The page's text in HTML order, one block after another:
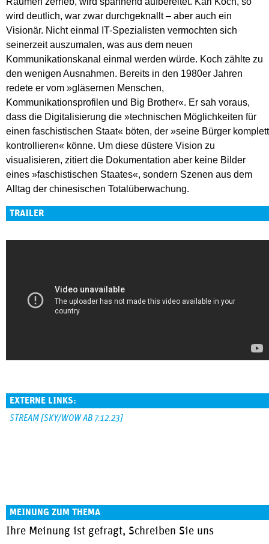
wird deutlich, war zwar durchgeknallt – aber auch ein
Visionär. Nicht einmal IT-Spezialisten vermochten sich
seinerzeit auszumalen, was aus dem neuen
Kommunikationskanal einmal werden würde. Koch zählte zu
den wenigen Ausnahmen. Bereits in den 1980er Jahren
redete er vom »gläsernen Menschen,
Kommunikationsprofilen und Big Brother«. Er sah voraus,
dass die Digitalisierung die »technischen Möglichkeiten für
einen faschistischen Staat« böten, der »seine Bürger komplett
kontrollieren« könne. Um diese düstere Vision zu
visualisieren, zitiert die Dokumentation aber keine Bilder
eines »faschistischen Staates«, sondern Szenen aus dem
Alltag der chinesischen Totalüberwachung.
TRAILER
EXTERNE LINKS:
STREAM [SKY/WOW AB 7.12.23]
MEINUNG ZUM THEMA
Ihre Meinung ist gefragt, Schreiben Sie uns